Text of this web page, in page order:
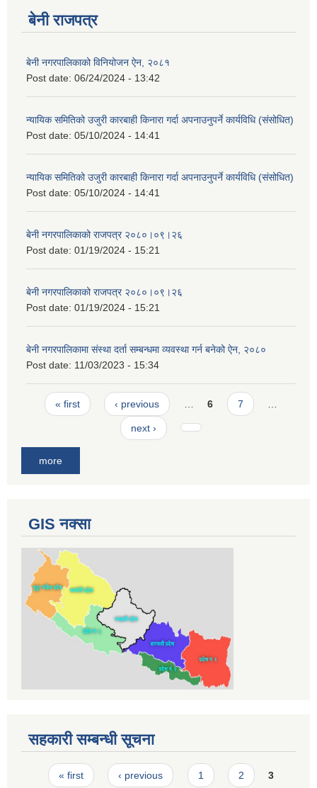
बेनी राजपत्र
बेनी नगरपालिकाको विनियोजन ऐन, २०८१
Post date: 06/24/2024 - 13:42
न्यायिक समितिको उजुरी कारबाही किनारा गर्दा अपनाउनुपर्ने कार्यविधि (संसोधित)
Post date: 05/10/2024 - 14:41
न्यायिक समितिको उजुरी कारबाही किनारा गर्दा अपनाउनुपर्ने कार्यविधि (संसोधित)
Post date: 05/10/2024 - 14:41
बेनी नगरपालिकाको राजपत्र २०८०।०९।२६
Post date: 01/19/2024 - 15:21
बेनी नगरपालिकाको राजपत्र २०८०।०९।२६
Post date: 01/19/2024 - 15:21
बेनी नगरपालिकामा संस्था दर्ता सम्बन्धमा व्यवस्था गर्न बनेको ऐन, २०८०
Post date: 11/03/2023 - 15:34
Pages
« first ‹ previous 6 7
next ›
more
GIS नक्सा
सहकारी सम्बन्धी सूचना
Pages
« first ‹ previous 1 2 3